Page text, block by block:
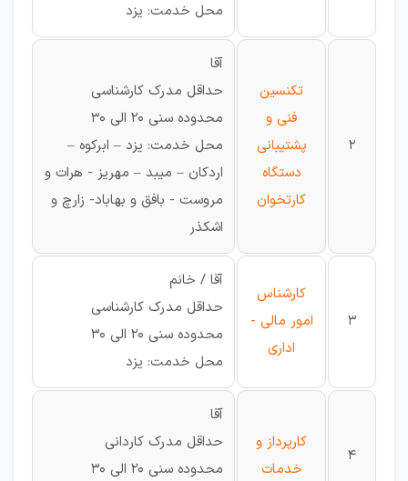
محل خدمت: یزد
2
تکنسین
فنی و
پشتیبانی
دستگاه
کارتخوان
آقا
حداقل مدرک کارشناسی
محدوده سنی 20 الی 30
محل خدمت: یزد – ابرکوه –
اردکان – میبد – مهریز - هرات و
مروست - بافق و بهاباد- زارچ و
اشکذر
3
کارشناس
امور مالی -
اداری
آقا / خانم
حداقل مدرک کارشناسی
محدوده سنی 20 الی 30
محل خدمت: یزد
4
کارپرداز و
خدمات
آقا
حداقل مدرک کاردانی
محدوده سنی 20 الی 30